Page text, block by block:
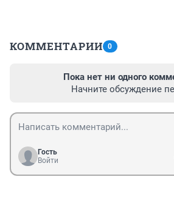
КОММЕНТАРИИ 0
Пока нет ни одного
Начните обсуждение
Гость
Войти